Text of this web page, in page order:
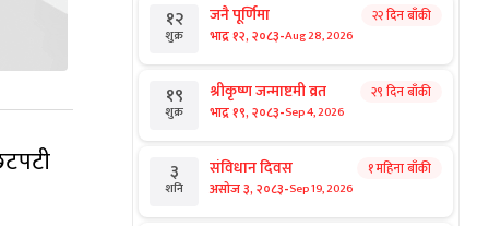
१२
शुक्र
जनै पूर्णिमा
भाद्र १२, २०८३-Aug 28, 2026
२२ दिन बाँकी
१९
शुक्र
श्रीकृष्ण जन्माष्टमी व्रत
भाद्र १९, २०८३-Sep 4, 2026
२९ दिन बाँकी
३
शनि
संविधान दिवस
असोज ३, २०८३-Sep 19, 2026
१ महिना बाँकी